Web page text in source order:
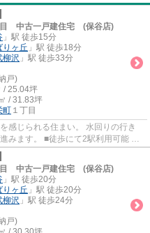
目 中古一戸建住宅 (保谷店)
」駅 徒歩15分
りヶ丘 」駅 徒歩18分
柳沢 」駅 徒歩33分
戸)
/ 25.04坪
/ 31.83坪
町 １丁目
感じられる住まい。 水回りの行き
2駅利用可能 ■
話が弾...
目 中古一戸建住宅 (保谷店)
」駅 徒歩20分
りヶ丘 」駅 徒歩20分
柳沢 」駅 徒歩24分
戸)